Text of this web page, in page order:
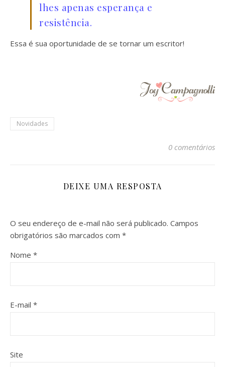
lhes apenas esperança e
resistência.
Essa é sua oportunidade de se tornar um escritor!
Novidades
0 comentários
DEIXE UMA RESPOSTA
O seu endereço de e-mail não será publicado. Campos
obrigatórios são marcados com *
Nome *
E-mail *
Site